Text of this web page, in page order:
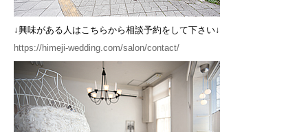
↓興味がある人はこちらから相談予約をして下さい↓
https://himeji-wedding.com/salon/contact/